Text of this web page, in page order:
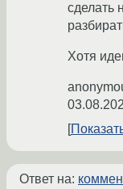
сделать
Хотя
Ответ на: